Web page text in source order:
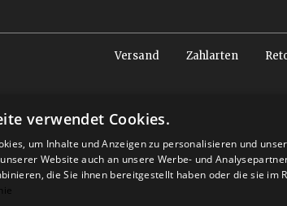
Versand Zahlarten
verwendet Cookies.
um Inhalte und Anzeigen zu personalisieren und
Website auch an unsere Werbe- und
die Sie ihnen bereitgestellt haben oder die sie im